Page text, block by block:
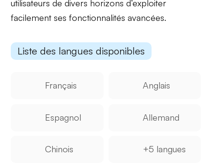
utilisateurs de divers horizons d’exploiter
facilement ses fonctionnalités avancées.
Liste des langues disponibles
Français Anglais
Espagnol Allemand
Chinois +5 langues